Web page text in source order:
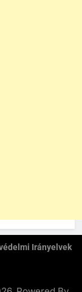
Irányelvek